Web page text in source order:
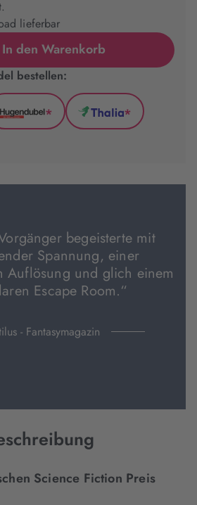
lieferbar
In den Warenkorb
bestellen:
Hugendubel
Tab
*
Thalia
Tab
*
begeisterte mit
Spannung, einer
Auflösung und glich einem
Escape Room.“
- Fantasymagazin
Science Fiction Preis